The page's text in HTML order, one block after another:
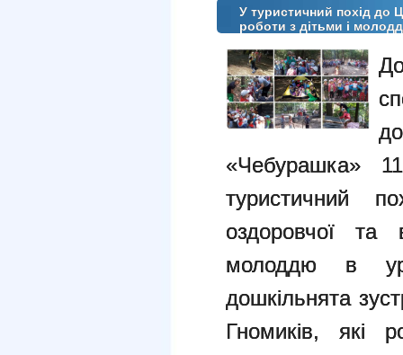
У туристичний похід до
роботи з дітьми і
«Чебурашка»
туристичний
оздоровчої та
молоддю в
дошкільнята
Гномиків, які